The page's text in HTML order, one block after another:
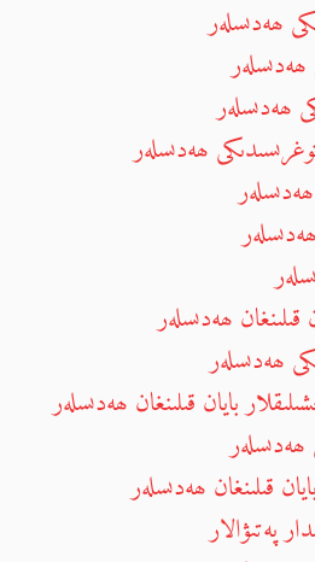
ھەدىسلەر
ھەدىسلەر
ھەدىسلەر
ھەدىسلەر
ھەدىسلەر
بايان قىلىنغان ھەدىسلەر
قىلىنغان ھەدىسلەر
پەتىۋالار